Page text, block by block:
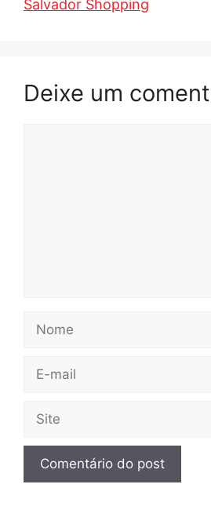
Salvador Shopping
Deixe um
Nome
E-
Site